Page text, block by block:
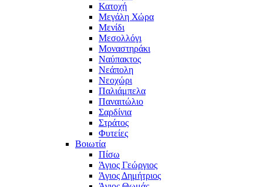
Κατοχή
Μεγάλη Χώρα
Μενίδι
Μεσολλόγι
Μοναστηράκι
Ναύπακτος
Νεάπολη
Νεοχώρι
Παλιάμπελα
Παναιτώλιο
Σαρδίνια
Στράτος
Φυτείες
Βοιωτία
Πίσω
Άγιος Γεώργιος
Άγιος Δημήτριος